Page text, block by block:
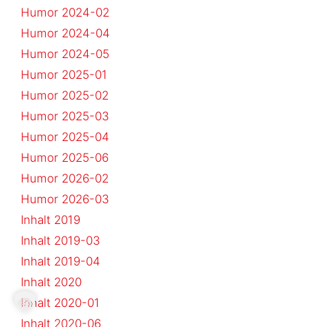
Humor 2024-02
Humor 2024-04
Humor 2024-05
Humor 2025-01
Humor 2025-02
Humor 2025-03
Humor 2025-04
Humor 2025-06
Humor 2026-02
Humor 2026-03
Inhalt 2019
Inhalt 2019-03
Inhalt 2019-04
Inhalt 2020
Inhalt 2020-01
Inhalt 2020-06